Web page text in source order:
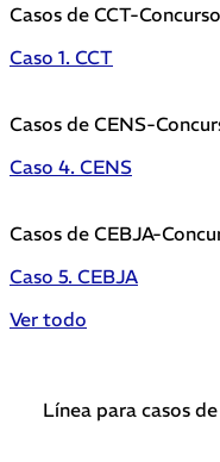
Casos de CCT-
Caso 1. CCT
Casos de CENS-
Caso 4. CENS
Casos de CEBJA-
Caso 5. CEBJA
Ver todo
Línea para casos